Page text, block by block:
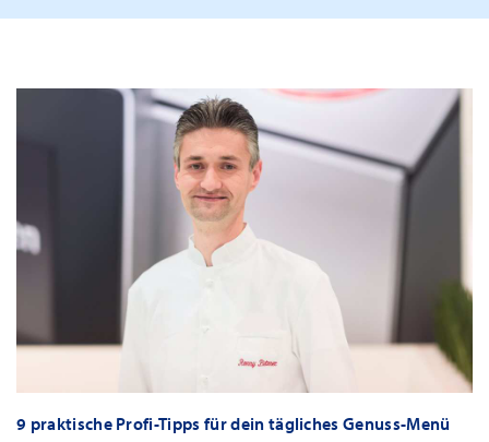
9 praktische Profi-Tipps für dein tägliches Genuss-Menü